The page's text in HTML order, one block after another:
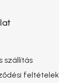
szállítás
feltételek